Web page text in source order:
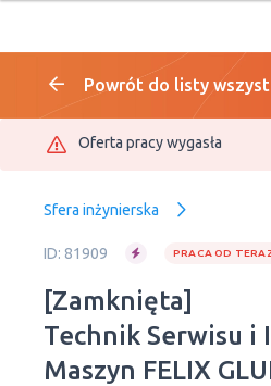
Powrót do listy
Oferta pracy wygasła
Sfera inżynierska
ID: 81909 PRACA OD
[Zamknięta]
Technik Serwisu i
Maszyn FELIX